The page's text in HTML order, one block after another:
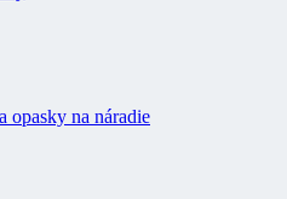
opasky na náradie